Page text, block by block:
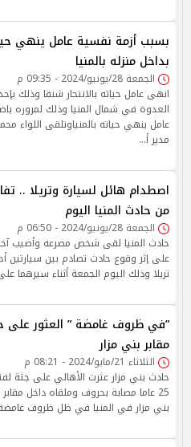
بسبب أزمة نفسية عامل ينهي
بداخل منزله بالمنيا
الجمعة 28/يونيو/2024 - 09:35 م
انهى عامل حياته بالانتحار شنقا وذلك
العدوة في شمال المنيا وذلك لمروره
عامل ينهي حياته بالمنياوتلقى
مدير أ…
اصطدام هائل لسيارة وتريلا ..
من حادث المنيا اليوم
الجمعة 28/يونيو/2024 - 06:50 م
حادث المنيا لقى شخص مصرعه وأصيب
على إثر وقوع حادث تصادم بين سيارتين
تريلا وذلك اليوم الجمعة أثناء سيرهما
”في ظروف غامضة ” العثور على
مقابر بني مزار
الثلاثاء 21/مايو/2024 - 08:21 م
حادث بني مزار عثرت الأهالي على جثة
25 عاما مصابة بحروف وملقاه داخل
بني مزار في المنيا في ظل ظروف